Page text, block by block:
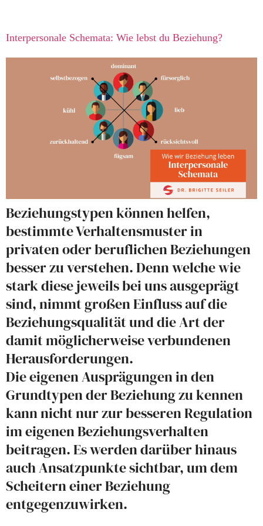
Interpersonale Schemata: Wie lebst du Beziehung?
Beziehungstypen können helfen,
bestimmte Verhaltensmuster in
privaten oder beruflichen Beziehungen
besser zu verstehen. Denn welche wie
stark diese jeweils bei uns ausgeprägt
sind, nimmt großen Einfluss auf die
Beziehungsqualität und die Art der
damit möglicherweise verbundenen
Herausforderungen.
Die eigenen Ausprägungen in den
Grundtypen der Beziehung zu kennen
kann nicht nur zur besseren Regulation
im eigenen Beziehungsverhalten
beitragen. Es werden darüber hinaus
auch Ansatzpunkte sichtbar, um dem
Scheitern einer Beziehung
entgegenzuwirken.